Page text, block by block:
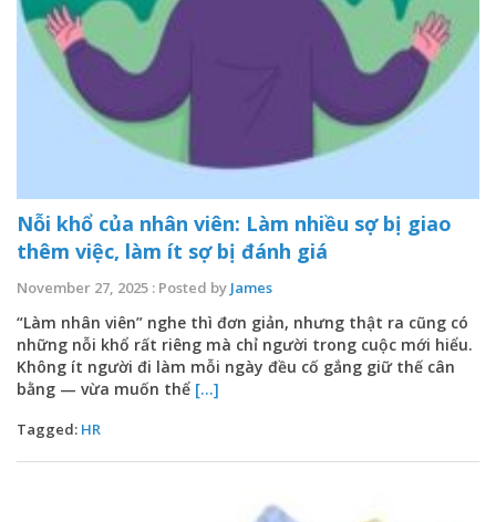
Nỗi khổ của nhân viên: Làm nhiều sợ bị giao
thêm việc, làm ít sợ bị đánh giá
November 27, 2025 : Posted by James
“Làm nhân viên” nghe thì đơn giản, nhưng thật ra cũng có
những nỗi khổ rất riêng mà chỉ người trong cuộc mới hiểu.
Không ít người đi làm mỗi ngày đều cố gắng giữ thế cân
bằng — vừa muốn thể [...]
Tagged: HR